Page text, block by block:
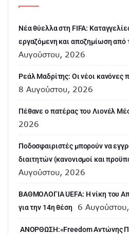
Νέα θύελλα στη FIFA:
εργαζόμενη και αποζημίωση από
Αυγούστου, 2026
Ρεάλ Μαδρίτης: Οι νέοι κανόνες
8 Αυγούστου, 2026
Πέθανε ο πατέρας του Λιονέλ
2026
Ποδοσφαιριστές μπορούν να
διαιτητών (κανονισμοί και
Αυγούστου, 2026
ΒΑΘΜΟΛΟΓΙΑ UEFA: Η νίκη του
για την 14η θέση
6
ANOΡΘΩΣΗ:«Freedom Αντώνης